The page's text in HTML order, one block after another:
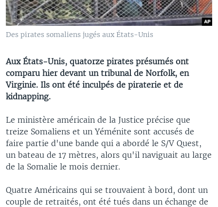
Des pirates somaliens jugés aux États-Unis
Aux États-Unis, quatorze pirates présumés ont
comparu hier devant un tribunal de Norfolk, en
Virginie. Ils ont été inculpés de piraterie et de
kidnapping.
Le ministère américain de la Justice précise que
treize Somaliens et un Yéménite sont accusés de
faire partie d'une bande qui a abordé le S/V Quest,
un bateau de 17 mètres, alors qu'il naviguait au large
de la Somalie le mois dernier.
Quatre Américains qui se trouvaient à bord, dont un
couple de retraités, ont été tués dans un échange de